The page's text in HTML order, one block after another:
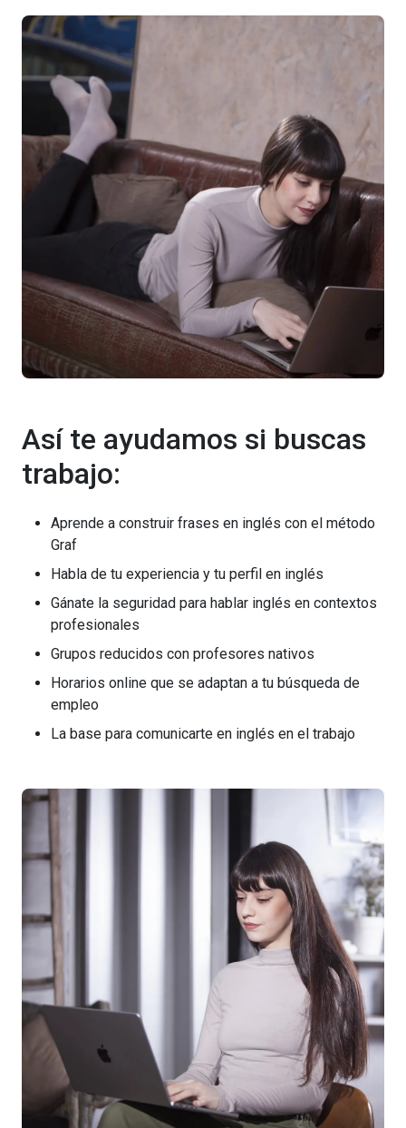
Así te ayudamos si buscas
trabajo:
Aprende a construir frases en inglés con el método
Graf
Habla de tu experiencia y tu perfil en inglés
Gánate la seguridad para hablar inglés en contextos
profesionales
Grupos reducidos con profesores nativos
Horarios online que se adaptan a tu búsqueda de
empleo
La base para comunicarte en inglés en el trabajo